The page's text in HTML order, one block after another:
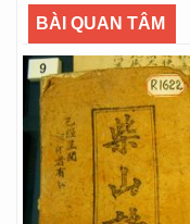
BÀI QUAN TÂM